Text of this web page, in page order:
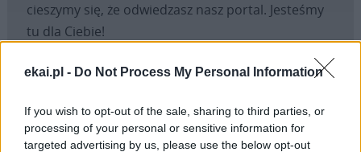
ekai.pl - Do Not Process My Personal Information
If you wish to opt-out of the sale, sharing to third parties, or
processing of your personal or sensitive information for
targeted advertising by us, please use the below opt-out
cieszymy się, że odwiedzasz nasz portal. Jesteśmy
tu dla Ciebie!
informacje z życia Kościoła w Polsce i na świecie.
zadaniu będzie coraz trudniejsze.
Dlatego prosimy Cię o wsparcie portalu eKAI.pl za